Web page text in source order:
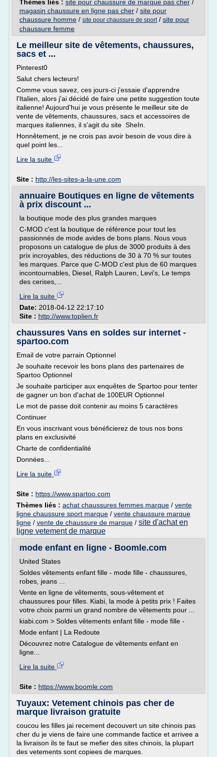
Thèmes liés : site pour chaussure de marque pas cher /
magasin chaussure en ligne pas cher / site pour
chaussure homme / site pour chaussure de sport/ site pour
chaussure femme
Le meilleur site de vêtements, chaussures,
sacs et ...
Pinterest0
Salut chers lecteurs!
Comme vous savez, ces jours-ci j'essaie d'apprendre
l'Italien, alors j'ai décidé de faire une petite suggestion toute
italienne! Aujourd'hui je vous présente le meilleur site de
vente de vêtements, chaussures, sacs et accessoires de
marques italiennes, il s'agit du site SheIn.
Honnêtement, je ne crois pas avoir besoin de vous dire à
quel point les...
Lire la suite
Site : http://les-sites-a-la-une.com
annuaire Boutiques en ligne de vêtements
à prix discount ...
la boutique mode des plus grandes marques
C-MOD c'est la boutique de référence pour tout les
passionnés de mode avides de bons plans. Nous vous
proposons un catalogue de plus de 3000 produits à des
prix incroyables, des réductions de 30 à 70 % sur toutes
les marques. Parce que C-MOD c'est plus de 60 marques
incontournables, Diesel, Ralph Lauren, Levi's, Le temps
des cerises,...
Lire la suite
Date: 2018-04-12 22:17:10
Site : http://www.toplien.fr
chaussures Vans en soldes sur internet -
spartoo.com
Email de votre parrain Optionnel
Je souhaite recevoir les bons plans des partenaires de
Spartoo Optionnel
Je souhaite participer aux enquêtes de Spartoo pour tenter
de gagner un bon d'achat de 100EUR Optionnel
Le mot de passe doit contenir au moins 5 caractères
Continuer
En vous inscrivant vous bénéficierez de tous nos bons
plans en exclusivité
Charte de confidentialité
Données...
Lire la suite
Site : https://www.spartoo.com
Thèmes liés : achat chaussures femmes marque / vente
ligne chaussure sport marque / vente chaussure marque
ligne / vente de chaussure de marque / site d'achat en
ligne vetement de marque
mode enfant en ligne - Boomle.com
United States
Soldes vêtements enfant fille - mode fille - chaussures,
robes, jeans ...
Vente en ligne de vêtements, sous-vêtement et
chaussures pour filles. Kiabi, la mode à petits prix ! Faites
votre choix parmi un grand nombre de vêtements pour ...
kiabi.com > Soldes vêtements enfant fille - mode fille -
Mode enfant | La Redoute
Découvrez notre Catalogue de vêtements enfant en
ligne...
Lire la suite
Site : https://www.boomle.com
Tuyaux: Vetement chinois pas cher de
marque livraison gratuite
coucou les filles jai recement decouvert un site chinois pas
cher du je viens de faire une commande factice et arrivee a
la livraison ils te faut se mefier des sites chinois, la plupart
des vetements sont copiees de marques.